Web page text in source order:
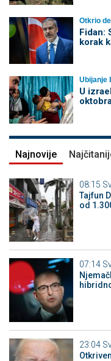
Otkrio
Fidan:
korak
Ubijanje
U
Najnovije
08:15
Tajfun
od
07:14
23:04